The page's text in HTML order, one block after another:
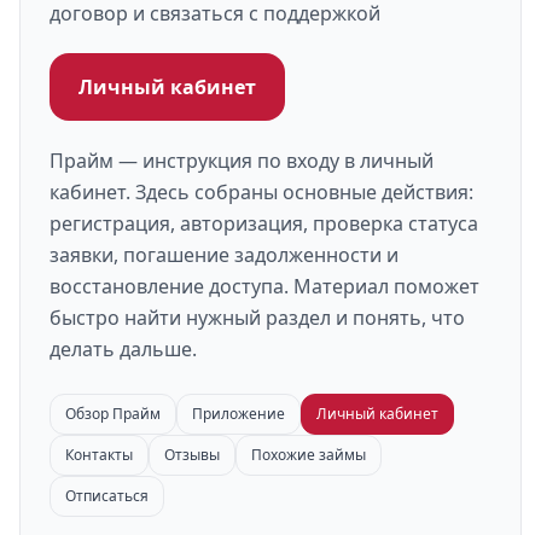
договор и связаться с поддержкой
Личный кабинет
Прайм — инструкция по входу в личный
кабинет. Здесь собраны основные действия:
регистрация, авторизация, проверка статуса
заявки, погашение задолженности и
восстановление доступа. Материал поможет
быстро найти нужный раздел и понять, что
делать дальше.
Обзор Прайм Приложение
Личный кабинет
Контакты
Отзывы
Похожие займы
Отписаться